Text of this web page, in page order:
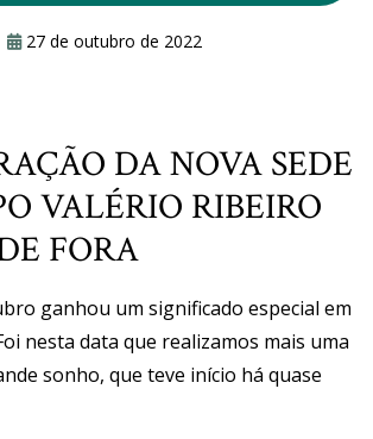
27 de outubro de 2022
DA NOVA SEDE
VALÉRIO RIBEIRO
FORA
ganhou um significado especial em
nesta data que realizamos mais uma
sonho, que teve início há quase